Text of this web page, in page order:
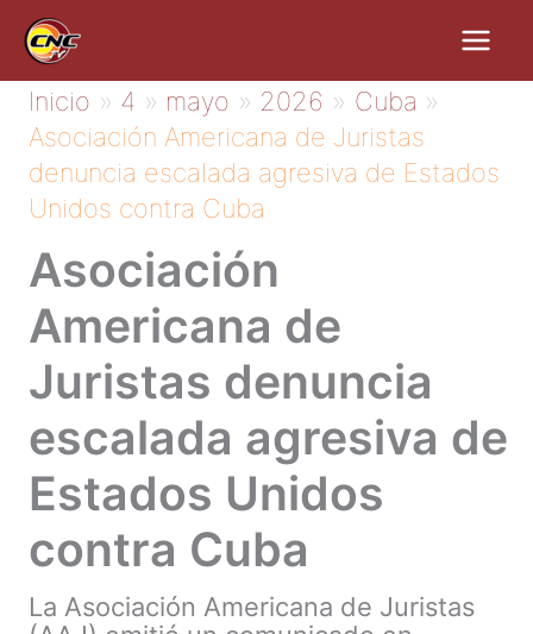
contenido
Inicio 4 mayo 2026
Cuba
Asociación Americana de Juristas
denuncia escalada agresiva de Estados
Unidos contra Cuba
Asociación
Americana de
Juristas denuncia
escalada agresiva de
Estados Unidos
contra Cuba
La Asociación Americana de Juristas